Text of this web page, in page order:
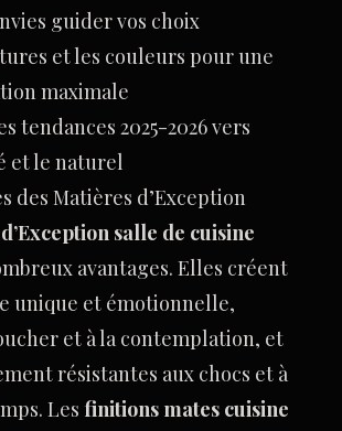
guider vos choix
et les couleurs pour une
maximale
tendances 2025-2026 vers
et le naturel
des Matières d’Exception
salle de cuisine
avantages. Elles créent
unique et émotionnelle,
et à la contemplation, et
résistantes aux chocs et à
Les finitions mates cuisine